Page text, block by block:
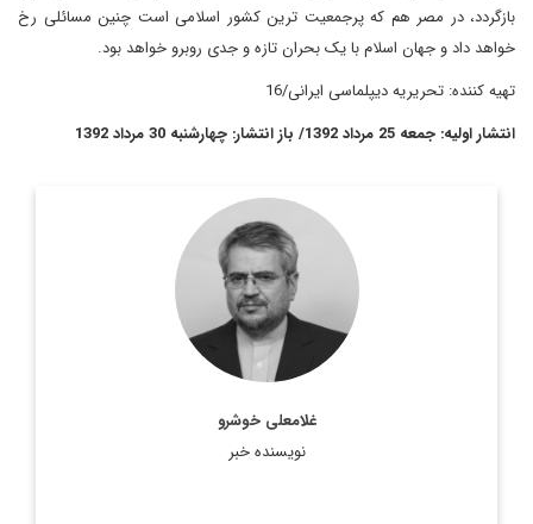
بازگردد، در مصر هم که پرجمعیت ترین کشور اسلامی است چنین مسائلی رخ
خواهد داد و جهان اسلام با یک بحران تازه و جدی روبرو خواهد بود.
تهیه کننده: تحریریه دیپلماسی ایرانی/16
انتشار اولیه: جمعه 25 مرداد 1392/ باز انتشار: چهارشنبه 30 مرداد 1392
غلامعلی خوشرو
نویسنده خبر
علي خوشرو معاون وزير امور خارجه در دوران اصلاحات بود. وي
همچنين سابقه سفارت ايران در استراليا و نمايندگي ايران در
سازمان ملل را داراست. ايشان در حال حاضر ...
اطلاعات بیشتر